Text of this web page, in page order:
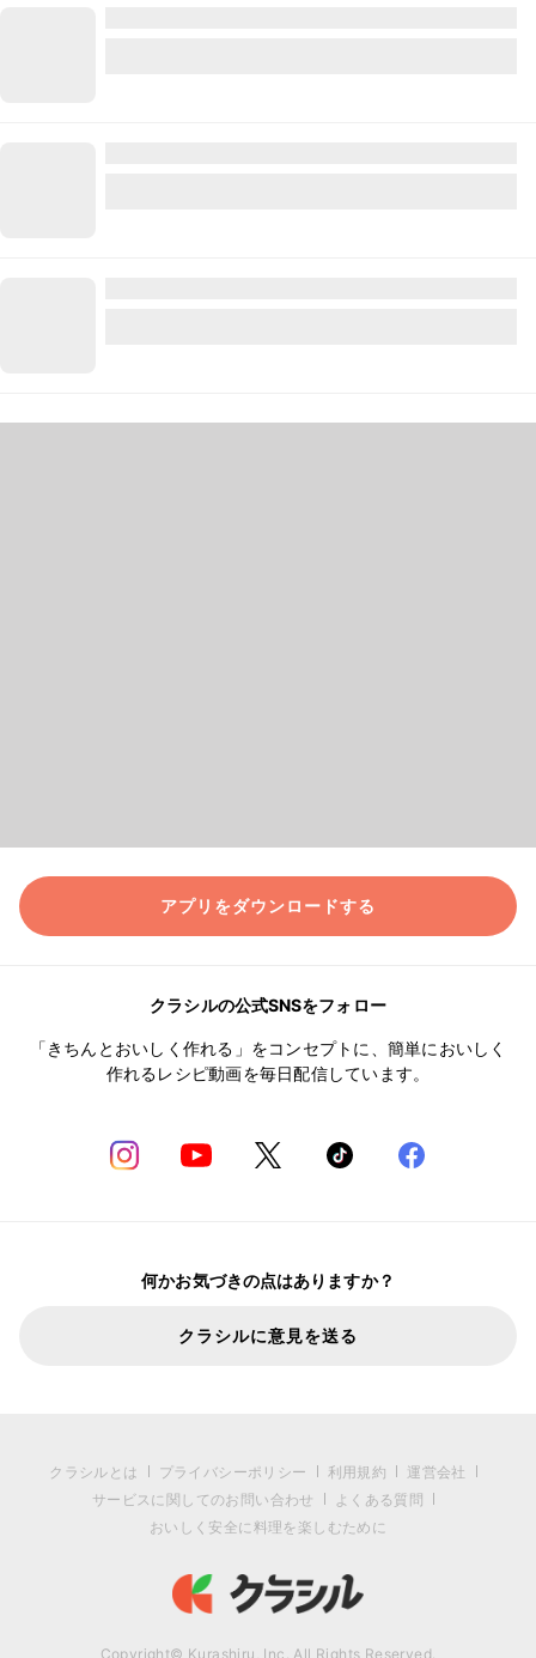
アプリをダウンロードする
クラシルの公式SNSをフォロー
「きちんとおいしく作れる」をコンセプトに、簡単においしく
作れるレシピ動画を毎日配信しています。
何かお気づきの点はありますか？
クラシルに意見を送る
クラシルとは プライバシーポリシー 利用規約
運営会社
サービスに関してのお問い合わせ
よくある質問
おいしく安全に料理を楽しむために
Copyright© Kurashiru, Inc. All Rights Reserved.